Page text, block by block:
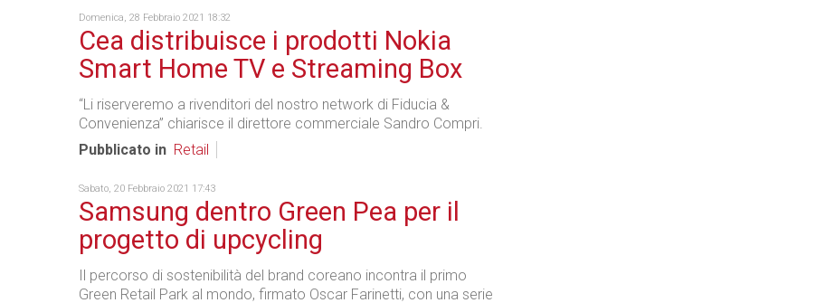
Domenica, 28 Febbraio 2021 18:32
Cea distribuisce i prodotti Nokia
Smart Home TV e Streaming Box
“Li riserveremo a rivenditori del nostro network di Fiducia &
Convenienza” chiarisce il direttore commerciale Sandro Compri.
Pubblicato in Retail
Sabato, 20 Febbraio 2021 17:43
Samsung dentro Green Pea per il
progetto di upcycling
Il percorso di sostenibilità del brand coreano incontra il primo
Green Retail Park al mondo, firmato Oscar Farinetti, con una serie